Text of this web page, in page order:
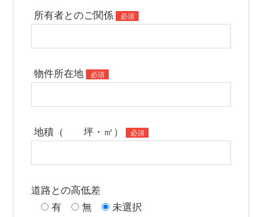
所有者とのご関係 必須
物件所在地 必須
地積（ 坪・㎡） 必須
道路との高低差
有
無 未選択